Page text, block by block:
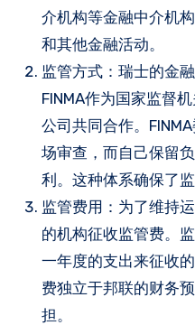
介机构等金融中介机
和其他金融活动。
监管方式：瑞士的金
FINMA作为国家监督
公司共同合作。
场审查，而自己保留
利。这种体系确保了
监管费用：为了维持
的机构征收监管费。
一年度的支出来征收
费独立于邦联的财务
担。